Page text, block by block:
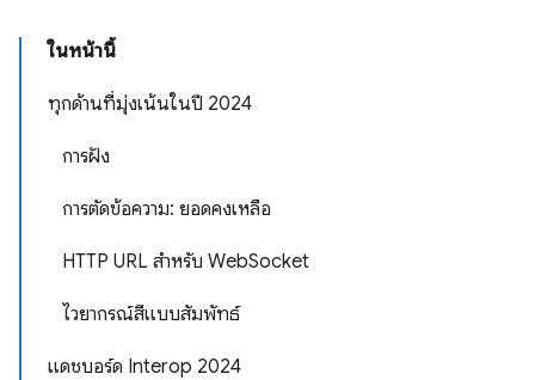
ในหน้านี้
ทุกด้านที่มุ่งเน้นในปี 2024
การฝัง
การตัดข้อความ: ยอดคงเหลือ
HTTP URL สำหรับ WebSocket
ไวยากรณ์สีแบบสัมพัทธ์
แดชบอร์ด Interop 2024